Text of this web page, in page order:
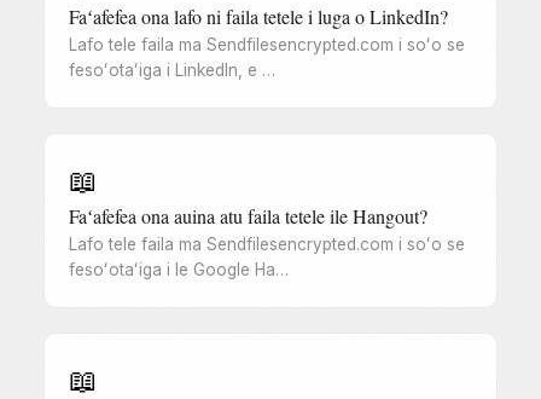
Faʻafefea ona lafo ni faila tetele i luga o LinkedIn?
Lafo tele faila ma Sendfilesencrypted.com i soʻo se
fesoʻotaʻiga i LinkedIn, e …
📖
Faʻafefea ona auina atu faila tetele ile Hangout?
Lafo tele faila ma Sendfilesencrypted.com i soʻo se
fesoʻotaʻiga i le Google Ha…
📖